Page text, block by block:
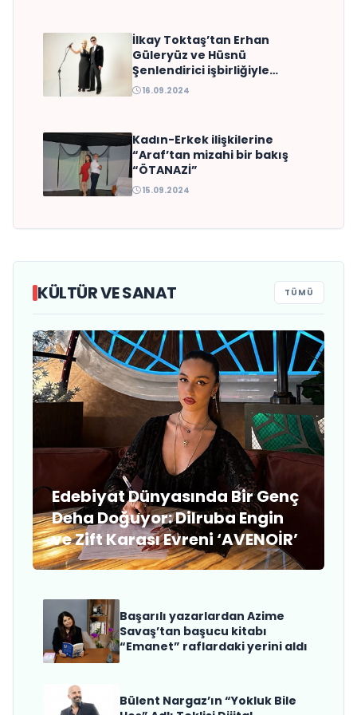
İlkay Toktaş’tan Erhan
Güleryüz ve Hüsnü
Şenlendirici işbirliğiyle
duygusal bir aşk
16.09.2024
Kadın-Erkek ilişkilerine
“Araf’tan mizahi bir bakış
“ÖTANAZİ”
15.09.2024
KÜLTÜR VE SANAT TÜMÜ
Edebiyat Dünyasında Bir Genç
Deha Doğuyor: Dilruba Engin
ve Zift Karası Evreni ‘AVENOİR’
Başarılı yazarlardan Azime
Savaş’tan başucu kitabı
“Emanet” raflardaki yerini aldı
Bülent Nargaz’ın “Yokluk Bile